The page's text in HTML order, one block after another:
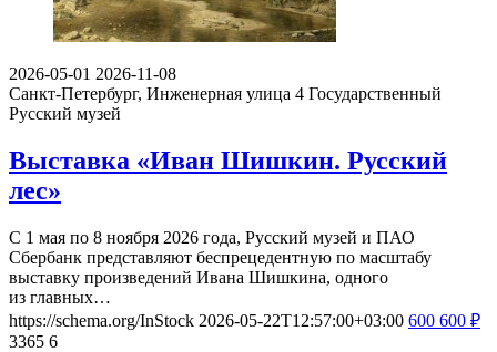
2026-05-01 2026-11-08
Санкт-Петербург, Инженерная улица 4 Государственный
Русский музей
Выставка «Иван Шишкин. Русский
лес»
С 1 мая по 8 ноября 2026 года, Русский музей и ПАО
Сбербанк представляют беспрецедентную по масштабу
выставку произведений Ивана Шишкина, одного
из главных…
https://schema.org/InStock 2026-05-22T12:57:00+03:00 600 600 ₽
3365 6